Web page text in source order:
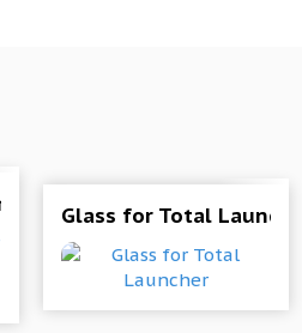
1.1 Mod (Premium)
P 9.0 launcher, theme
Glass for Total Launcher